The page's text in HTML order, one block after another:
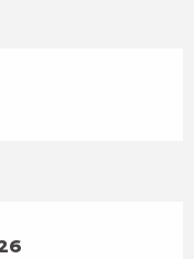
November 2026